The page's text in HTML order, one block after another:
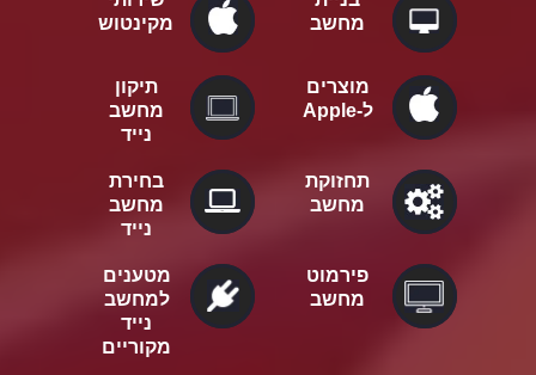
מחשב
מקינטוש
מוצרים
ל-Apple
תיקון
מחשב
נייד
תחזוקת
מחשב
בחירת
מחשב
נייד
פירמוט
מחשב
מטענים
למחשב
נייד
מקוריים